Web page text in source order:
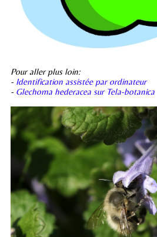
Pour aller plus loin:
- Identification assistée par ordinateur
- Glechoma hederacea sur Tela-botanica